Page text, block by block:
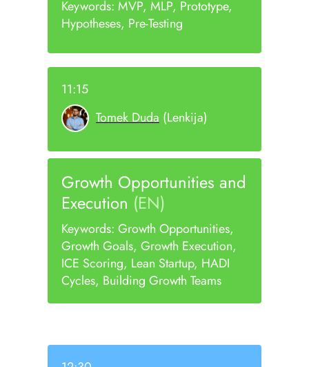
Keywords: MVP, MLP, Prototype,
Hypotheses, Pre-Testing
11:15
Tomek Duda (Lenkija)
Growth Opportunities and
Execution (EN)
Keywords: Growth Opportunities,
Growth Goals, Growth Execution,
ICE Scoring, Lean Startup, HADI
Cycles, Building Growth Teams